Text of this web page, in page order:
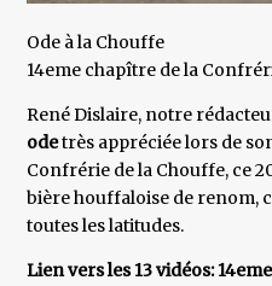
Ode à la Chouffe
14eme chapître de la
René Dislaire, notre
odetrès appréciée lors de
Confrérie de la Chouffe, ce
bière houffaloise de renom,
toutes les latitudes.
Lien vers les 13 vidéos: